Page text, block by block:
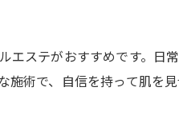
ステがおすすめです。
術で、自信を持って肌を